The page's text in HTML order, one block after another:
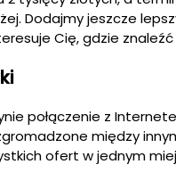
Dodajmy jeszcze
Cię, gdzie
połączenie z
między
ofert w jednym